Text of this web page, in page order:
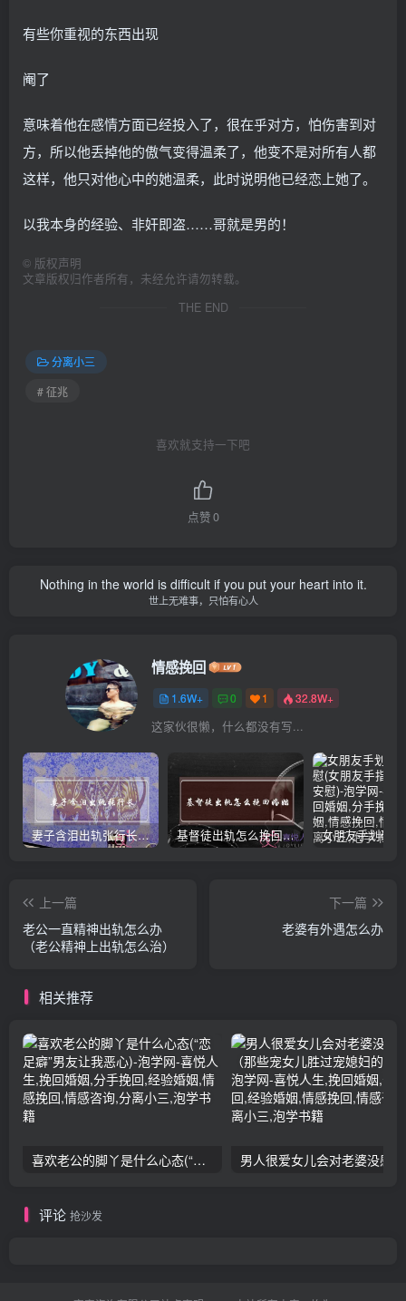
有些你重视的东西出现
阉了
意味着他在感情方面已经投入了，很在乎对方，怕伤害到对
方，所以他丢掉他的傲气变得温柔了，他变不是对所有人都
这样，他只对他心中的她温柔，此时说明他已经恋上她了。
以我本身的经验、非奸即盗……哥就是男的！
© 版权声明
文章版权归作者所有，未经允许请勿转载。
THE END
分离小三
# 征兆
喜欢就支持一下吧
点赞0
Nothing in the world is difficult if you put your heart into it.
世上无难事，只怕有心人
情感挽回
1.6W+ 0 1 32.8W+
这家伙很懒，什么都没有写...
妻子含泪出轨张行长 她说全都是因为家中 基督徒出轨怎么挽回婚姻(基督徒面对出轨婚姻)
上一篇
老公一直精神出轨怎么办
（老公精神上出轨怎么治）
下一篇
老婆有外遇怎么办
相关推荐
喜欢老公的脚丫是什么心态(“恋足癖”男友让我恶心)
评论 抢沙发